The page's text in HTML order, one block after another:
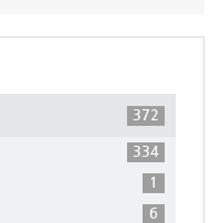
372
334
1
6